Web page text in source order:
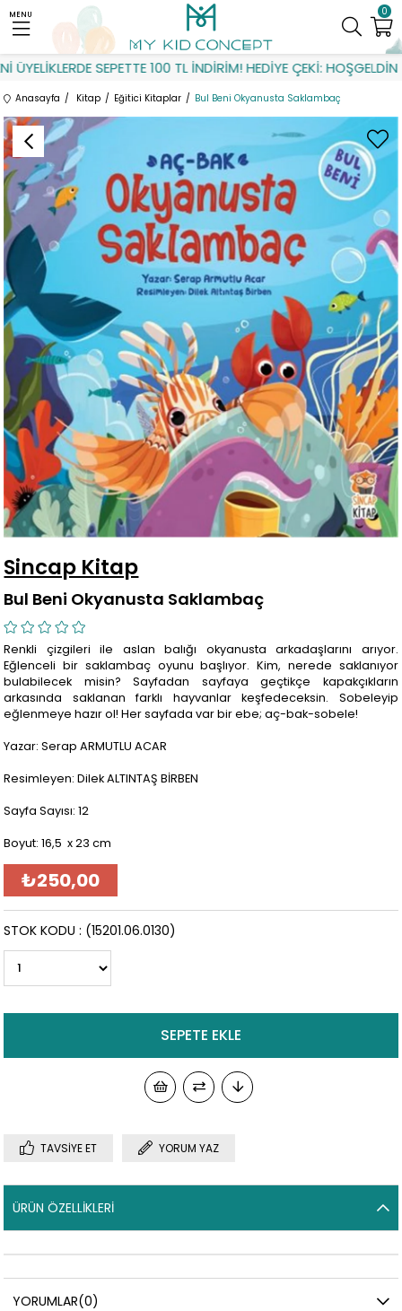
SEPETTE 100 TL İNDİRİM! HEDİYE ÇEKİ: HOŞGELDİN
0
MENU
Anasayfa Kitap Eğitici Kitaplar Bul Beni Okyanusta Saklambaç
Sincap Kitap
Bul Beni Okyanusta Saklambaç
Renkli çizgileri ile aslan balığı okyanusta arkadaşlarını arıyor.
Eğlenceli bir saklambaç oyunu başlıyor. Kim, nerede saklanıyor
bulabilecek misin? Sayfadan sayfaya geçtikçe kapakçıkların
arkasında saklanan farklı hayvanlar keşfedeceksin. Sobeleyip
eğlenmeye hazır ol! Her sayfada var bir ebe; aç-bak-sobele!
Yazar: Serap ARMUTLU ACAR
Resimleyen: Dilek ALTINTAŞ BİRBEN
Sayfa Sayısı: 12
Boyut: 16,5 x 23 cm
₺250,00
(15201.06.0130)
STOK KODU
TAVSIYE ET YORUM YAZ
ÜRÜN ÖZELLIKLERI
YORUMLAR(0)